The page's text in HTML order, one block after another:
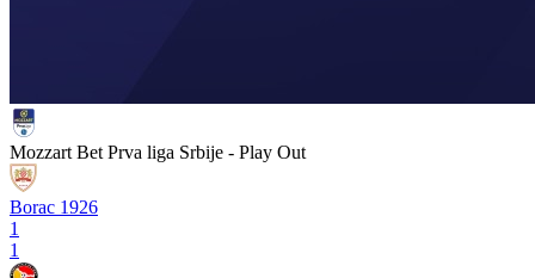
Mozzart Bet Prva liga Srbije - Play Out
Borac 1926
1
1